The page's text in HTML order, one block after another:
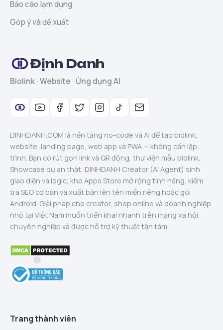
Báo cáo lạm dụng
Góp ý và đề xuất
Định Danh
Biolink · Website · Ứng dụng AI
DINHDANH.COM là nền tảng no-code và AI để tạo biolink,
website, landing page, web app và PWA — không cần lập
trình. Bạn có rút gọn link và QR động, thư viện mẫu biolink,
Showcase dự án thật, DINHDANH Creator (AI Agent) sinh
giao diện và logic, kho Apps Store mở rộng tính năng, kiểm
tra SEO cơ bản và xuất bản lên tên miền riêng hoặc gói
Android. Giải pháp cho creator, shop online và doanh nghiệp
nhỏ tại Việt Nam muốn triển khai nhanh trên mạng xã hội,
chuyên nghiệp và được hỗ trợ kỹ thuật tận tâm.
Trang thành viên